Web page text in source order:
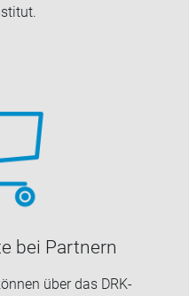
bei Part­nern
über das DRK-​